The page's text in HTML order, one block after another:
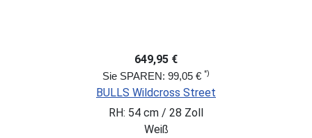
649,95 €
Sie SPAREN: 99,05 € *)
BULLS Wildcross Street
RH: 54 cm / 28 Zoll
Weiß